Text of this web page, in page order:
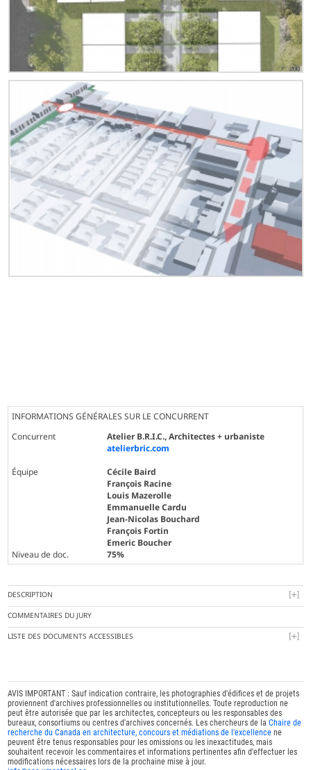
INFORMATIONS GÉNÉRALES SUR LE CONCURRENT
Concurrent
Atelier B.R.I.C., Architectes + urbaniste
atelierbric.com
Équipe
Cécile Baird
François Racine
Louis Mazerolle
Emmanuelle Cardu
Jean-Nicolas Bouchard
François Fortin
Emeric Boucher
Niveau de doc.
75%
DESCRIPTION
COMMENTAIRES DU JURY
LISTE DES DOCUMENTS ACCESSIBLES
AVIS IMPORTANT : Sauf indication contraire, les photographies d'édifices et de projets
proviennent d'archives professionnelles ou institutionnelles. Toute reproduction ne
peut être autorisée que par les architectes, concepteurs ou les responsables des
bureaux, consortiums ou centres d'archives concernés. Les chercheurs de laChaire de
recherche du Canada en architecture, concours et médiations de l'excellence ne
peuvent être tenus responsables pour les omissions ou les inexactitudes, mais
souhaitent recevoir les commentaires et informations pertinentes afin d'effectuer les
modifications nécessaires lors de la prochaine mise à jour.